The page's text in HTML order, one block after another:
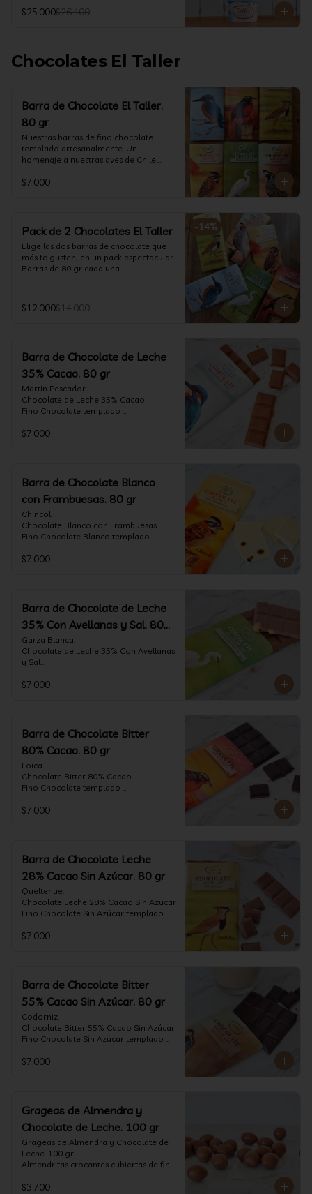
Info Nutricional
$25.000$26.400
Chocolates El Taller
Barra de Chocolate El Taller.
80 gr
Nuestras barras de fino chocolate
templado artesanalmente. Un
homenaje a nuestras aves de Chile.
$7.000
-14%
Pack de 2 Chocolates El Taller
Elige las dos barras de chocolate que
más te gusten, en un pack espectacular.
Barras de 80 gr cada una.
$12.000$14.000
Barra de Chocolate de Leche
35% Cacao. 80 gr
Martín Pescador.
Chocolate de Leche 35% Cacao
Fino Chocolate templado
leche, notas de caramelo, especias y
$7.000
Barra de Chocolate Blanco
con Frambuesas. 80 gr
Chincol.
Chocolate Blanco con Frambuesas
Fino Chocolate Blanco templado
frambuesas deshidratadas, con un perfil
Formato: tableta 80 gramos.
$7.000
Barra de Chocolate de Leche
35% Con Avellanas y Sal. 80
gr
Garza Blanca.
Chocolate de Leche 35% Con Avellanas
y Sal
artesanalmente con Avellanas
con la textura y complemento de sabor
de las avellanas y sal.
Formato: tableta 80 gramos.
$7.000
Barra de Chocolate Bitter
80% Cacao. 80 gr
Loica.
Chocolate Bitter 80% Cacao
Fino Chocolate templado
de frutas rojas, zeste de pomelo y
$7.000
Barra de Chocolate Leche
28% Cacao Sin Azúcar. 80 gr
Queltehue.
Chocolate Leche 28% Cacao Sin Azúcar
Fino Chocolate Sin Azúcar templado
aterciopelado de frutas rojas y cacao
$7.000
Barra de Chocolate Bitter
55% Cacao Sin Azúcar. 80 gr
Codorniz.
Chocolate Bitter 55% Cacao Sin Azúcar
Fino Chocolate Sin Azúcar templado
aterciopelado de frutas rojas y cacao
$7.000
Grageas de Almendra y
Chocolate de Leche. 100 gr
Grageas de Almendra y Chocolate de
Leche. 100 gr
Almendritas crocantes cubiertas de fino
Formato: Bolsa 100 gramos
$3.700